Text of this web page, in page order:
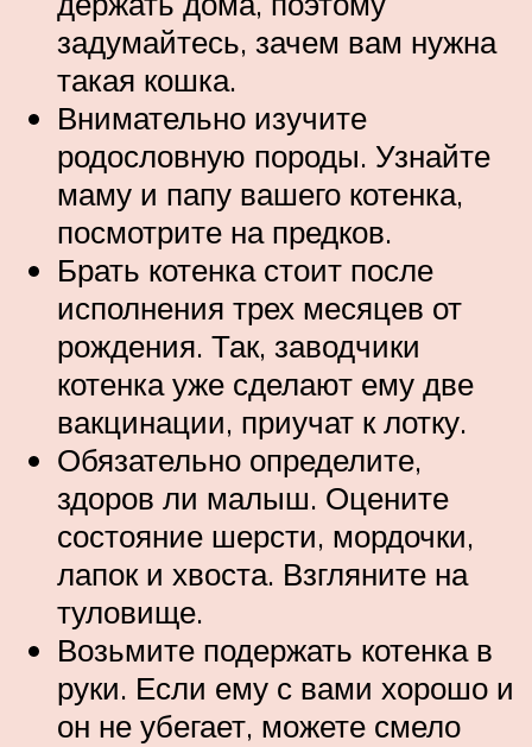
задумайтесь, зачем вам нужна
такая кошка.
Внимательно изучите
родословную породы. Узнайте
маму и папу вашего котенка,
посмотрите на предков.
Брать котенка стоит после
исполнения трех месяцев от
рождения. Так, заводчики
котенка уже сделают ему две
вакцинации, приучат к лотку.
Обязательно определите,
здоров ли малыш. Оцените
состояние шерсти, мордочки,
лапок и хвоста. Взгляните на
туловище.
Возьмите подержать котенка в
руки. Если ему с вами хорошо и
он не убегает, можете смело